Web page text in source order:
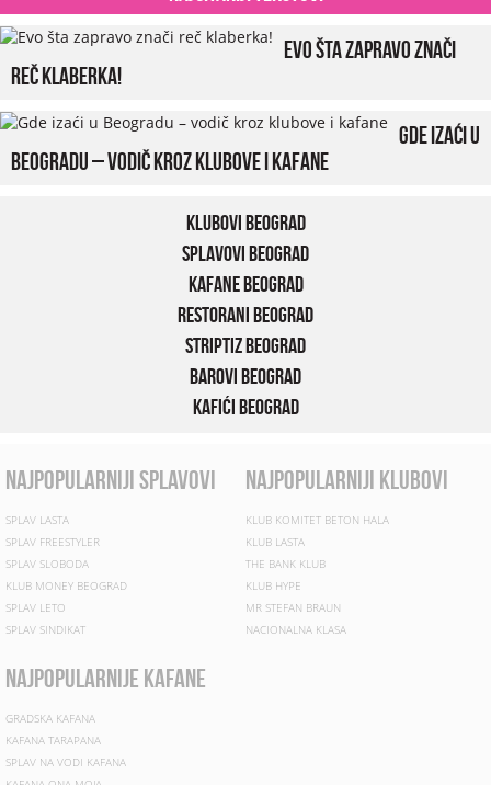
Evo šta zapravo znači
reč klaberka!
Gde izaći u
Beogradu – vodič kroz klubove i kafane
Klubovi Beograd
Splavovi Beograd
Kafane Beograd
Restorani Beograd
Striptiz Beograd
Barovi Beograd
Kafići Beograd
najpopularniji splavovi
SPLAV LASTA
SPLAV FREESTYLER
SPLAV SLOBODA
KLUB MONEY BEOGRAD
SPLAV LETO
SPLAV SINDIKAT
najpopularniji klubovi
KLUB KOMITET BETON HALA
KLUB LASTA
THE BANK KLUB
KLUB HYPE
MR STEFAN BRAUN
NACIONALNA KLASA
najpopularnije kafane
GRADSKA KAFANA
KAFANA TARAPANA
SPLAV NA VODI KAFANA